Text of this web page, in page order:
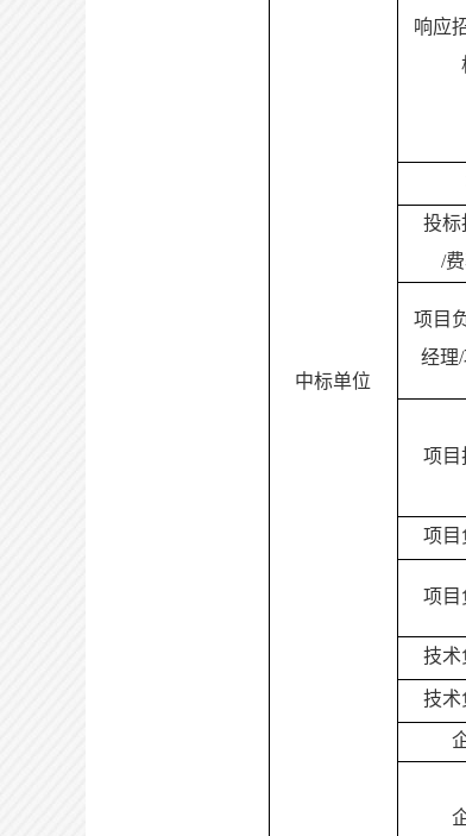
中标单位
响应
投标
/费
项目
经理
项目
项目
项目
技术
技术